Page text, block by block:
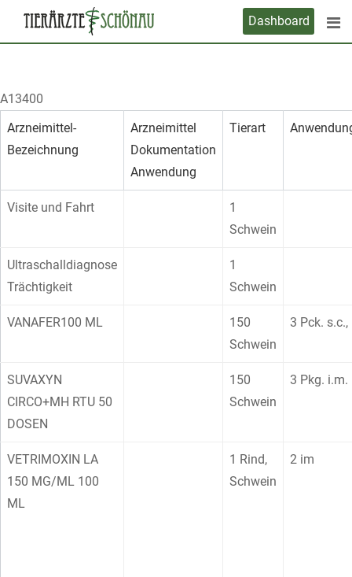
Dashboard
A13400
Arzneimittel-
Bezeichnung
Arzneimittel
Dokumentation
Anwendung
Tierart
Visite und Fahrt
1
Schwein
Ultraschalldiagnose
Trächtigkeit
1
Schwein
VANAFER100 ML
150
Schwein
3 Pck. s.c.,
SUVAXYN
CIRCO+MH RTU 50
DOSEN
150
Schwein
3 Pkg. i.m.
VETRIMOXIN LA
150 MG/ML 100
ML
1 Rind,
Schwein
2 im